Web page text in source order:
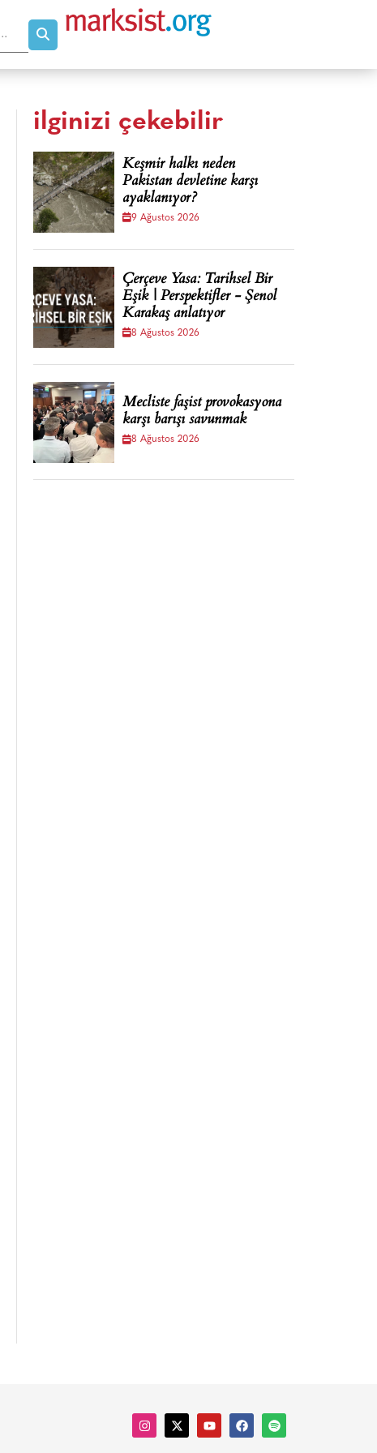
ilginizi çekebilir
Keşmir halkı neden
Pakistan devletine karşı
ayaklanıyor?
9 Ağustos 2026
Çerçeve Yasa: Tarihsel Bir
Eşik | Perspektifler - Şenol
Karakaş anlatıyor
8 Ağustos 2026
Mecliste faşist provokasyona
karşı barışı savunmak
8 Ağustos 2026